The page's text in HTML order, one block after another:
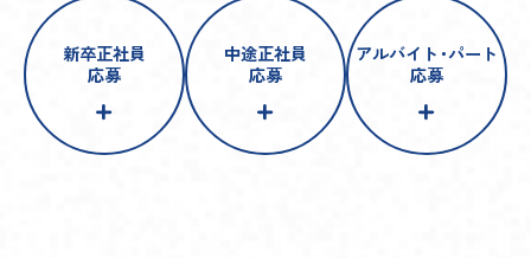
新卒正社員
応募
中途正社員
応募
アルバイト・パート
応募